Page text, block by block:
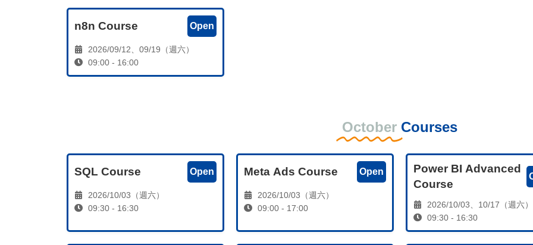
n8n Course Open
2026/09/12、09/19（週六）
09:00 - 16:00
October Courses
SQL Course Open
2026/10/03（週六）
09:30 - 16:30
Meta Ads Course Open
2026/10/03（週六）
09:00 - 17:00
Power BI Advanced
Course
2026/10/03、10/17（週六）
09:30 - 16:30